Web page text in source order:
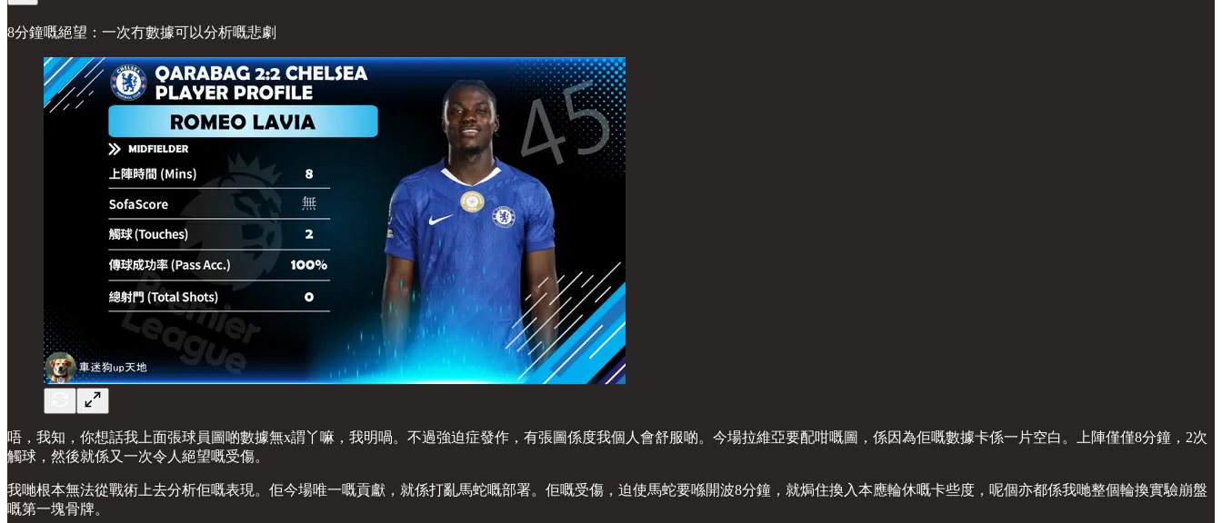
8分鐘嘅絕望：一次冇數據可以分析嘅悲劇
唔，我知，你想話我上面張球員圖啲數據無x謂丫嘛，我明喎。不過強迫症發作，有張圖係度我個人會舒服啲。今場拉維亞要配咁嘅圖，係因為佢嘅數據卡係一片空白。上陣僅僅8分鐘，2次
觸球，然後就係又一次令人絕望嘅受傷。
我哋根本無法從戰術上去分析佢嘅表現。佢今場唯一嘅貢獻，就係打亂馬蛇嘅部署。佢嘅受傷，迫使馬蛇要喺開波8分鐘，就焗住換入本應輪休嘅卡些度，呢個亦都係我哋整個輪換實驗崩盤
嘅第一塊骨牌。